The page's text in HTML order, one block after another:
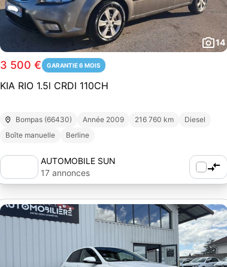
14
3 500 € GARANTIE 6 MOIS
KIA RIO 1.5l CRDI 110CH
Bompas (66430) Année 2009 216 760 km
Diesel
Boîte manuelle
Berline
AUTOMOBILE SUN
17 annonces